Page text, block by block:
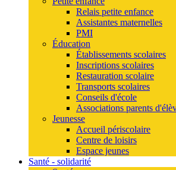
Relais petite enfance
Assistantes maternelles
PMI
Éducation
Établissements scolaires
Inscriptions scolaires
Restauration scolaire
Transports scolaires
Conseils d'école
Associations parents
Jeunesse
Accueil périscolaire
Centre de loisirs
Espace jeunes
Santé - solidarité